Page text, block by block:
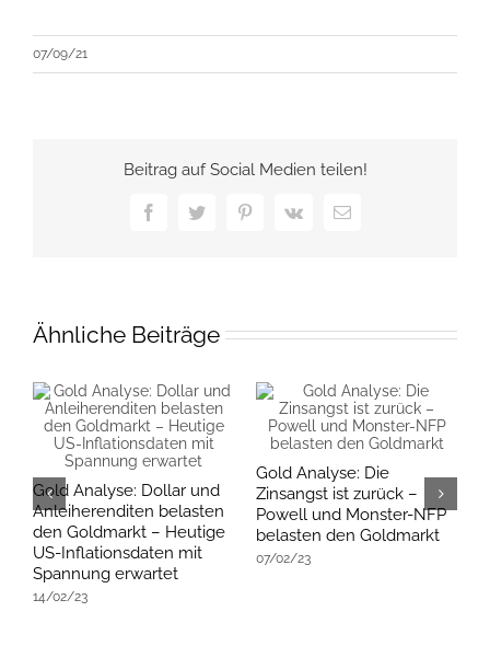
07/09/21
Beitrag auf Social Medien teilen!
FacebookTwitterPinterest
Vk
E-
Ähnliche Beiträge
Gold Analyse: Dollar und
Anleiherenditen belasten
den Goldmarkt – Heutige
US-Inflationsdaten mit
Spannung erwartet
14/02/23
Gold Analyse: Die
Zinsangst ist zurück –
Powell und Monster-NFP
belasten den Goldmarkt
07/02/23